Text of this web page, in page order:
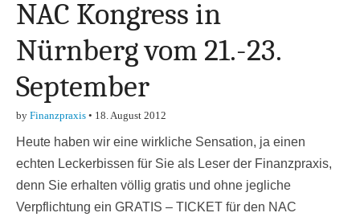
NAC Kongress in
Nürnberg vom 21.-23.
September
by Finanzpraxis • 18. August 2012
Heute haben wir eine wirkliche Sensation, ja einen
echten Leckerbissen für Sie als Leser der Finanzpraxis,
denn Sie erhalten völlig gratis und ohne jegliche
Verpflichtung ein GRATIS – TICKET für den NAC